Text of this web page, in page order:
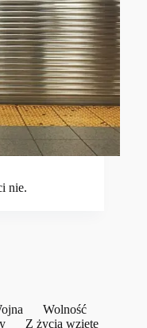
nie.
Wolność
Z życia wzięte